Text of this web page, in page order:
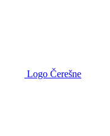
Logo Čerešne